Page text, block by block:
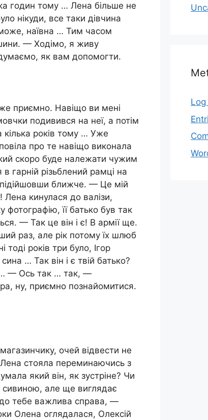
годин тому … Лена більше не
нікуди, все таки дівчина
наївна … Тим часом
— Ходімо, я живу
як вам допомогти.
приємно. Навіщо ви мені
подивився на неї, а потім
років тому … Уже
про те навіщо виконала
скоро буде належати чужим
гарній різьблений рамці на
ближче. — Це мій
кинулася до валізи,
фотографію, її батько був так
— Так це він і є! В армії ще.
раз, але рік потому їх шлюб
тоді років три було, Ігор
… Так він і є твій батько?
… — Ось так … так, —
ну, приємно познайомитися.
очей відвести не
Лена стояла переминаючись з
який він, як зустріне? Чи
сивиною, але ще виглядає
тебе важлива справа, —
Олена оглядалася, Олексій
Log